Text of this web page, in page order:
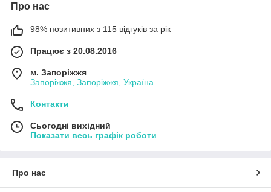
Про нас
98% позитивних з 115 відгуків за рік
Працює з 20.08.2016
м. Запоріжжя
Запоріжжя, Запоріжжя, Україна
Контакти
Сьогодні вихідний
Показати весь графік роботи
Про нас